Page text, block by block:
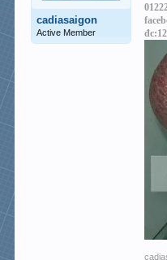
cadiasaigon
Active Member